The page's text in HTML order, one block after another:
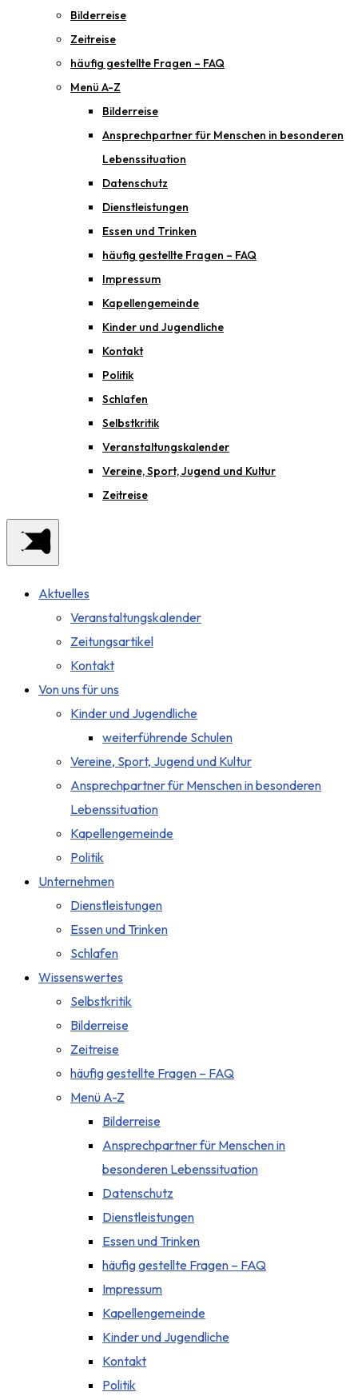
Bilderreise
Zeitreise
häufig gestellte Fragen – FAQ
Menü A-Z
Bilderreise
Ansprechpartner für Menschen in besonderen
Lebenssituation
Datenschutz
Dienstleistungen
Essen und Trinken
häufig gestellte Fragen – FAQ
Impressum
Kapellengemeinde
Kinder und Jugendliche
Kontakt
Politik
Schlafen
Selbstkritik
Veranstaltungskalender
Vereine, Sport, Jugend und Kultur
Zeitreise
Aktuelles
Veranstaltungskalender
Zeitungsartikel
Kontakt
Von uns für uns
Kinder und Jugendliche
weiterführende Schulen
Vereine, Sport, Jugend und Kultur
Ansprechpartner für Menschen in besonderen
Lebenssituation
Kapellengemeinde
Politik
Unternehmen
Dienstleistungen
Essen und Trinken
Schlafen
Wissenswertes
Selbstkritik
Bilderreise
Zeitreise
häufig gestellte Fragen – FAQ
Menü A-Z
Bilderreise
Ansprechpartner für Menschen in
besonderen Lebenssituation
Datenschutz
Dienstleistungen
Essen und Trinken
häufig gestellte Fragen – FAQ
Impressum
Kapellengemeinde
Kinder und Jugendliche
Kontakt
Politik